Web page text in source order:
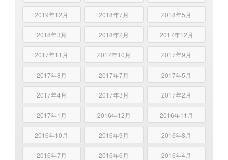
2019年12月 2018年7月 2018年5月
2018年3月 2018年2月 2017年12月
2017年11月 2017年10月 2017年9月
2017年8月 2017年7月 2017年5月
2017年4月 2017年3月 2017年2月
2017年1月 2016年12月 2016年11月
2016年10月 2016年9月 2016年8月
2016年7月 2016年6月 2016年4月